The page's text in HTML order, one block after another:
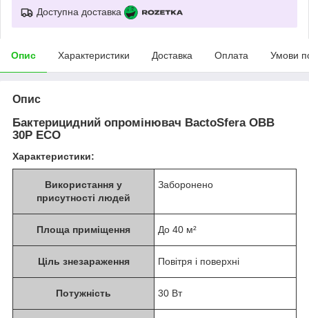
Доступна доставка
Опис Характеристики Доставка Оплата Умови
Опис
Бактерицидний опромінювач BactoSfera OBB
30P ECO
Характеристики:
Використання у
присутності людей
Заборонено
Площа приміщення До 40 м²
Ціль знезараження Повітря і поверхні
Потужність 30 Вт